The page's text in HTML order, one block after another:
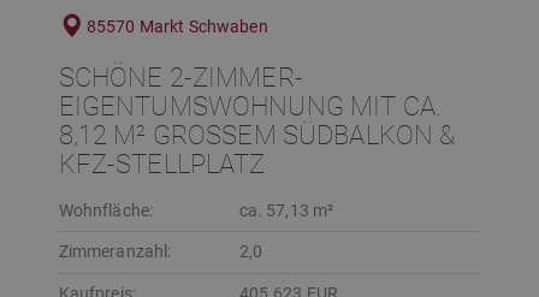
85570 Markt Schwaben
SCHÖNE 2-ZIMMER-
EIGENTUMSWOHNUNG MIT CA.
8,12 M² GROSSEM SÜDBALKON & K
FZ-STELLPLATZ
Wohnfläche: ca. 57,13 m²
Zimmeranzahl: 2,0
Kaufpreis: 405.623 EUR